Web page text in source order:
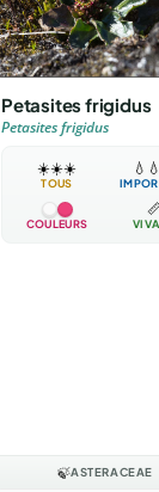
Petasites frigidus
Petasites frigidus
☀️☀️☀️
TOUS
💧
COULEURS
🍃ASTERACEAE